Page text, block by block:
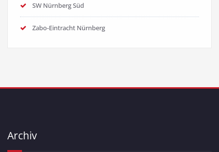
SW Nürnberg Süd
Zabo-Eintracht Nürnberg
Archiv